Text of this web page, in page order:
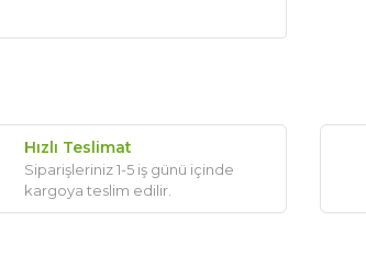
Hızlı Teslimat
Siparişleriniz 1-5 iş günü içinde
kargoya teslim edilir.